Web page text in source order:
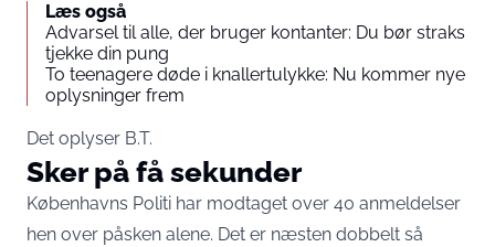
Læs også
Advarsel til alle, der bruger kontanter: Du bør straks
tjekke din pung
To teenagere døde i knallertulykke: Nu kommer nye
oplysninger frem
Det oplyser B.T.
Sker på få sekunder
Københavns Politi har modtaget over 40 anmeldelser
hen over påsken alene. Det er næsten dobbelt så